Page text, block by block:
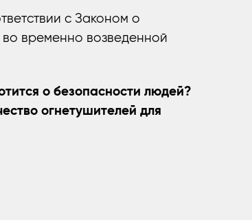
с Законом о
временно возведенной
о безопасности людей?
огнетушителей для